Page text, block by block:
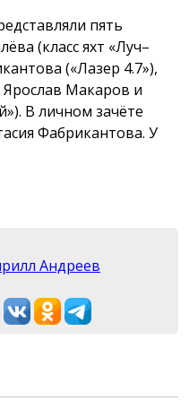
пять
(класс яхт «Луч–
(«Лазер 4.7»),
Макаров и
В личном зачёте
Фабрикантова. У
Андреев